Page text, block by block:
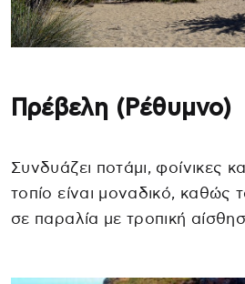
Πρέβελη (Ρέθυμνο)
Συνδυάζει ποτάμι, φοίνικες
τοπίο είναι μοναδικό, καθώς
σε παραλία με τροπική